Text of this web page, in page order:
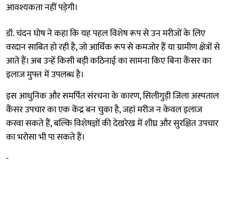
आवश्यकता नहीं पड़ेगी।
डॉ. चंदन घोष ने कहा कि यह पहल विशेष रूप से उन मरीजों के लिए
वरदान साबित हो रही है, जो आर्थिक रूप से कमजोर हैं या ग्रामीण क्षेत्रों से
आते हैं। अब उन्हें किसी बड़ी कठिनाई का सामना किए बिना कैंसर का
इलाज मुफ्त में उपलब्ध है।
इस आधुनिक और समर्पित संरचना के कारण, सिलीगुड़ी जिला अस्पताल
कैंसर उपचार का एक केंद्र बन चुका है, जहां मरीज न केवल इलाज
करवा सकते हैं, बल्कि विशेषज्ञों की देखरेख में शीघ्र और सुरक्षित उपचार
का भरोसा भी पा सकते हैं।
-